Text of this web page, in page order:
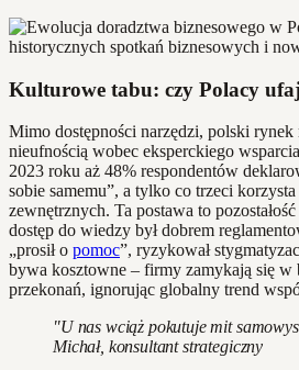
Kulturowe tabu: czy Polacy
Mimo dostępności narzędzi, polski rynek
nieufnością wobec eksperckiego
2023 roku aż 48% respondentów
sobie samemu”, a tylko co trzeci
zewnętrznych. Ta postawa to
dostęp do wiedzy był dobrem
„prosił o pomoc”, ryzykował
bywa kosztowne – firmy zamykają się w
przekonań, ignorując globalny trend
"U nas wciąż pokutuje mit
Michał, konsultant strategiczny